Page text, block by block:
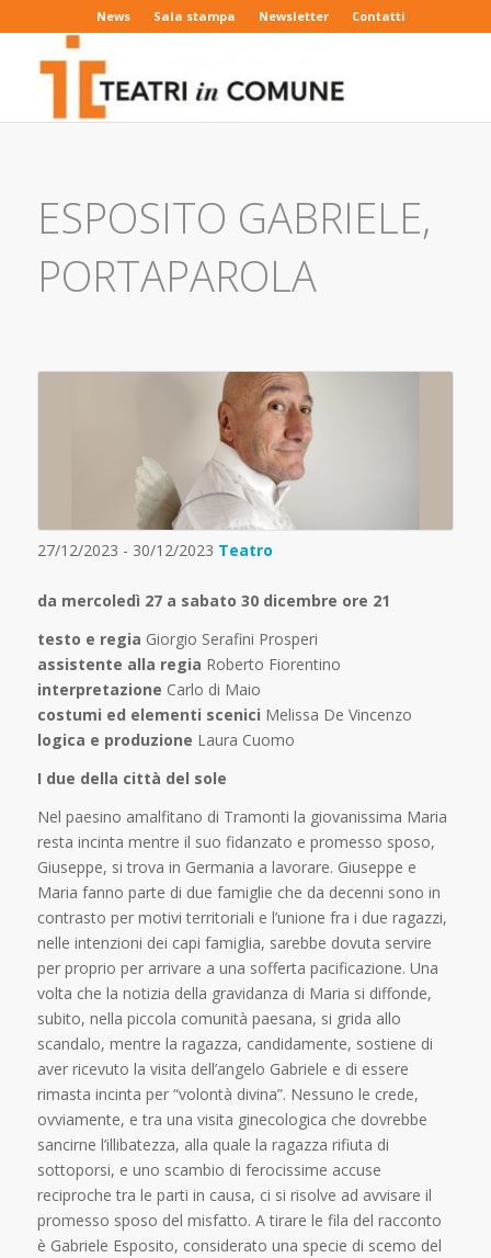
News Sala stampa Newsletter Contatti
ESPOSITO GABRIELE,
PORTAPAROLA
27/12/2023 - 30/12/2023 Teatro
da mercoledì 27 a sabato 30 dicembre ore 21
testo e regia Giorgio Serafini Prosperi
assistente alla regia Roberto Fiorentino
interpretazione Carlo di Maio
costumi ed elementi scenici Melissa De Vincenzo
logica e produzione Laura Cuomo
I due della città del sole
Nel paesino amalfitano di Tramonti la giovanissima Maria
resta incinta mentre il suo fidanzato e promesso sposo,
Giuseppe, si trova in Germania a lavorare. Giuseppe e
Maria fanno parte di due famiglie che da decenni sono in
contrasto per motivi territoriali e l’unione fra i due ragazzi,
nelle intenzioni dei capi famiglia, sarebbe dovuta servire
per proprio per arrivare a una sofferta pacificazione. Una
volta che la notizia della gravidanza di Maria si diffonde,
subito, nella piccola comunità paesana, si grida allo
scandalo, mentre la ragazza, candidamente, sostiene di
aver ricevuto la visita dell’angelo Gabriele e di essere
rimasta incinta per “volontà divina”. Nessuno le crede,
ovviamente, e tra una visita ginecologica che dovrebbe
sancirne l’illibatezza, alla quale la ragazza rifiuta di
sottoporsi, e uno scambio di ferocissime accuse
reciproche tra le parti in causa, ci si risolve ad avvisare il
promesso sposo del misfatto. A tirare le fila del racconto
è Gabriele Esposito, considerato una specie di scemo del